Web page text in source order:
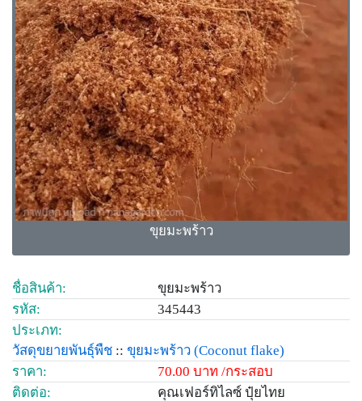
ขุยมะพร้าว
ชื่อสินค้า:
ขุยมะพร้าว
รหัส:
345443
ประเภท:
วัสดุขยายพันธุ์พืช :: ขุยมะพร้าว (Coconut flake)
ราคา:
70.00 บาท /กระสอบ
ติดต่อ:
คุณเฟอร์ทิไลซ์ ปุ๋ยไทย